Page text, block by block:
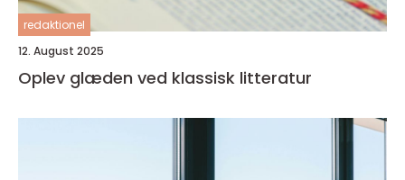
redaktionel
12. August 2025
Oplev glæden ved klassisk litteratur